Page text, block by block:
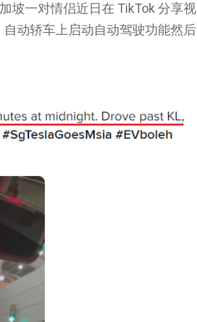
坡一对情侣近日在 TikTok 分享视
动轿车上启动自动驾驶功能然后